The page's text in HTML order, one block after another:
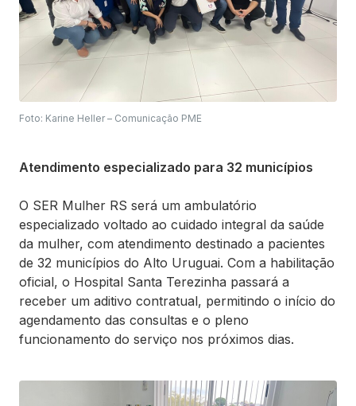
Foto: Karine Heller – Comunicação PME
Atendimento especializado para 32 municípios
O SER Mulher RS será um ambulatório
especializado voltado ao cuidado integral da saúde
da mulher, com atendimento destinado a pacientes
de 32 municípios do Alto Uruguai. Com a habilitação
oficial, o Hospital Santa Terezinha passará a
receber um aditivo contratual, permitindo o início do
agendamento das consultas e o pleno
funcionamento do serviço nos próximos dias.